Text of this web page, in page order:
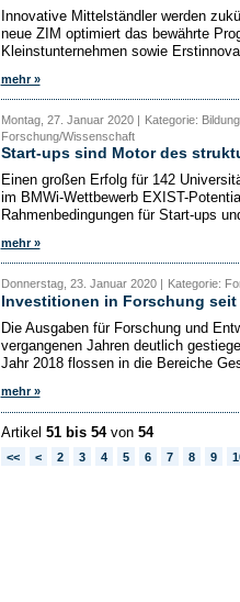
Innovative Mittelständler werden
neue ZIM optimiert das bewährte
Kleinstunternehmen sowie
mehr »
Montag, 27. Januar 2020 | Kategorie:
Forschung/Wissenschaft
Start-ups sind Motor des
Einen großen Erfolg für 142
im BMWi-Wettbewerb EXIST-
Rahmenbedingungen für Start-ups
mehr »
Donnerstag, 23. Januar 2020 | Kategorie:
Investitionen in Forschung seit
Die Ausgaben für Forschung und
vergangenen Jahren deutlich
Jahr 2018 flossen in die Bereiche
mehr »
Artikel 51 bis 54von 54
<< < 2 3 4 5 6 7 8 9